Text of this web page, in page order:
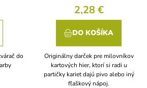
do
2,28 €
DO KOŠÍKA
Originálny darček pre milovníkov
kartových hier, ktorí si radi u
partičky kariet dajú pivo alebo iný
fľaškový nápoj.